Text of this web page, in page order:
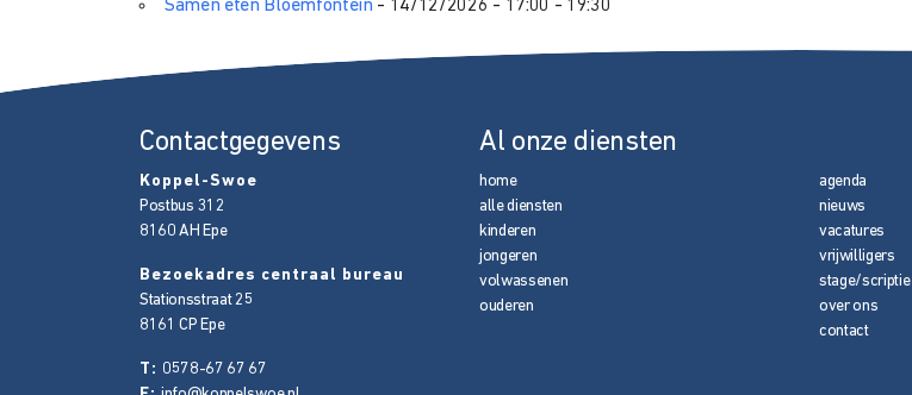
Samen eten Bloemfontein - 14/12/2026 - 17:00 - 19:30
Contactgegevens
Koppel-Swoe
Postbus 312
8160 AH Epe
Bezoekadres centraal bureau
Stationsstraat 25
8161 CP Epe
T: 0578-67 67 67
Al onze diensten
home
alle diensten
kinderen
jongeren
volwassenen
ouderen
agenda
nieuws
vacatures
vrijwilligers
stage/scriptie
over ons
contact